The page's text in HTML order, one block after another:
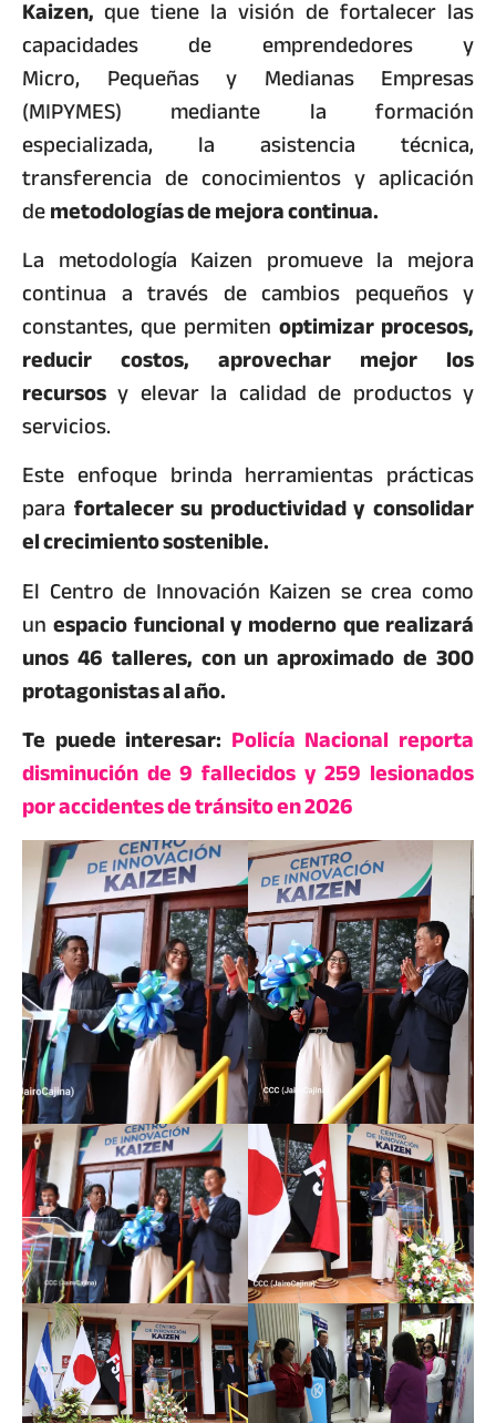
Kaizen, que tiene la visión de fortalecer las
capacidades de emprendedores y
Micro, Pequeñas y Medianas Empresas
(MIPYMES) mediante la formación
especializada, la asistencia técnica,
transferencia de conocimientos y aplicación
demetodologías de mejora continua.
La metodología Kaizen promueve la mejora
continua a través de cambios pequeños y
constantes, que permiten optimizar procesos,
reducir costos, aprovechar mejor los
recursos y elevar la calidad de productos y
servicios.
Este enfoque brinda herramientas prácticas
para fortalecer su productividad y consolidar
el crecimiento sostenible.
El Centro de Innovación Kaizen se crea como
unespacio funcional y moderno que realizará
unos 46 talleres, con un aproximado de 300
protagonistas al año.
Te puede interesar: Policía Nacional reporta
disminución de 9 fallecidos y 259 lesionados
por accidentes de tránsito en 2026